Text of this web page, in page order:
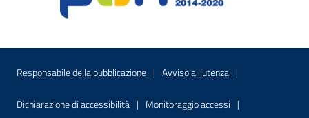
Menu di servizio
Responsabile della pubblicazione Sito interno - Apre in una nuova
Avviso all’utenza Sito interno -
Dichiarazione di accessibilità Sito interno - Apre in una nuova finestra
Monitoraggio accessi Sito interno -